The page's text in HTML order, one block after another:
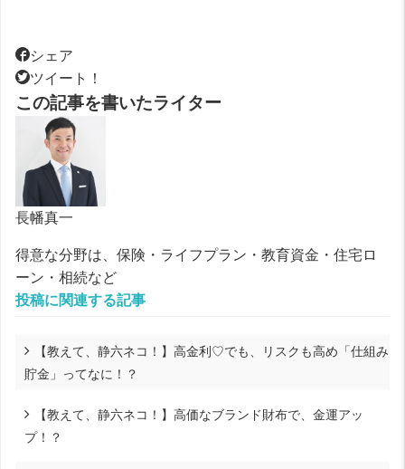
シェア
ツイート！
この記事を書いたライター
長幡真一
得意な分野は、保険・ライフプラン・教育資金・住宅ロ
ーン・相続など
投稿に関連する記事
【教えて、静六ネコ！】高金利♡でも、リスクも高め「仕組み
貯金」ってなに！？
【教えて、静六ネコ！】高価なブランド財布で、金運アッ
プ！？